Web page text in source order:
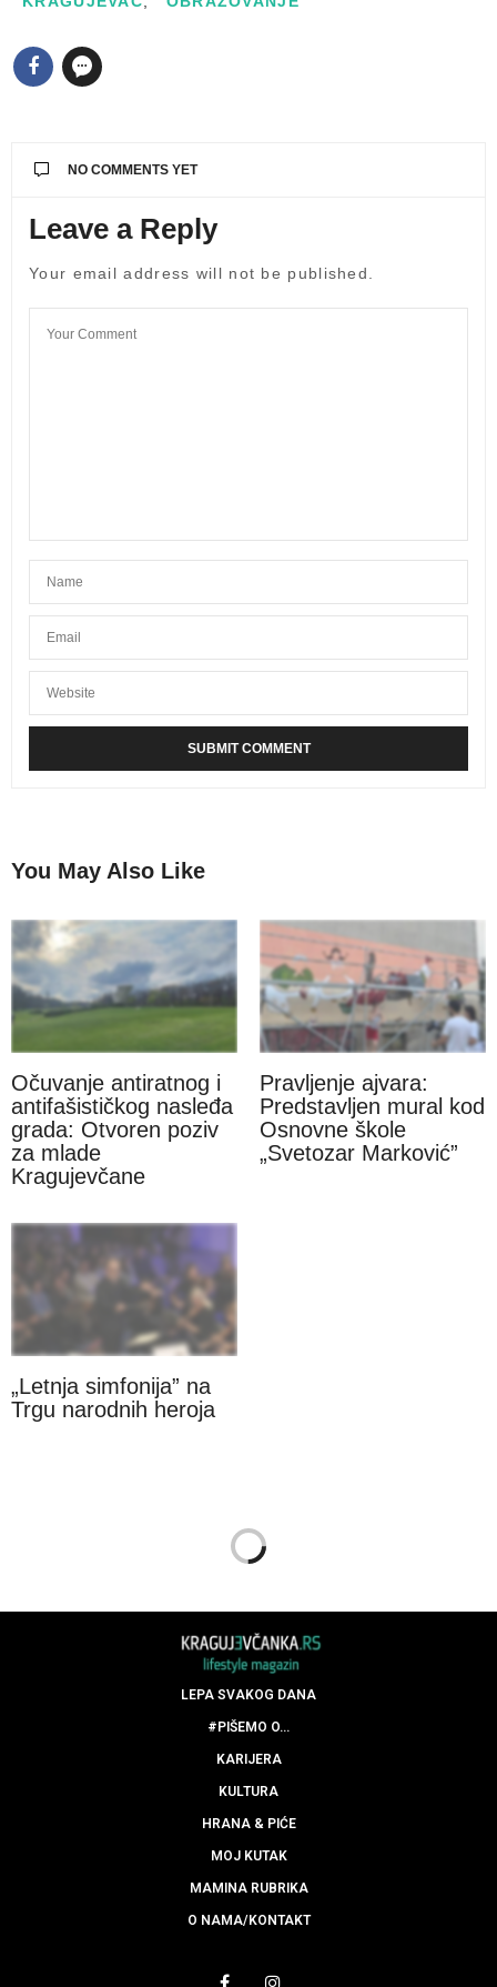
NO COMMENTS YET
Leave a Reply
Your email address will not be published.
You May Also Like
Očuvanje antiratnog i
antifašističkog nasleđa
grada: Otvoren poziv
za mlade
Kragujevčane
Pravljenje ajvara:
Predstavljen mural kod
Osnovne škole
„Svetozar Marković”
„Letnja simfonija” na
Trgu narodnih heroja
LEPA SVAKOG DANA
#PIŠEMO O…
KARIJERA
KULTURA
HRANA & PIĆE
MOJ KUTAK
MAMINA RUBRIKA
O NAMA/KONTAKT